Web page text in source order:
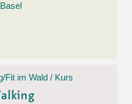
Fit im Wald / Kurs